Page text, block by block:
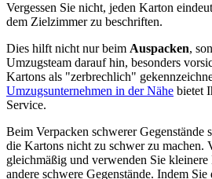
Vergessen Sie nicht, jeden Karton
dem Zielzimmer zu beschriften.
Dies hilft nicht nur beim Auspacken,
Umzugsteam darauf hin, besonders
Kartons als "zerbrechlich"
Umzugsunternehmen in der Nähe bietet
Service.
Beim Verpacken schwerer Gegenstände
die Kartons nicht zu schwer zu machen.
gleichmäßig und verwenden Sie
andere schwere Gegenstände. Indem